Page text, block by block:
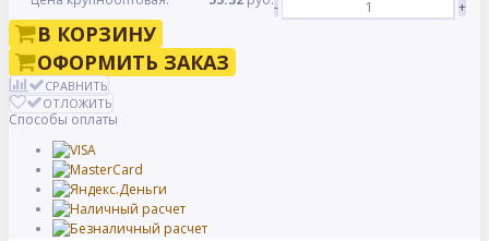
-
+
В КОРЗИНУ
ОФОРМИТЬ ЗАКАЗ
СРАВНИТЬ
ОТЛОЖИТЬ
Способы оплаты